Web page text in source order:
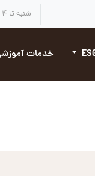
شنبه تا ۴ شنبه - ۸ صبح تا ۴:۳۰ بعد از ظهر
خدمات